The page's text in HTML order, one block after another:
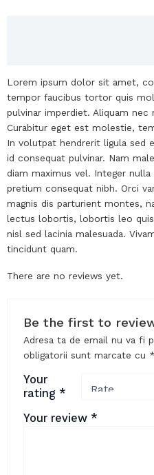
Lorem ipsum dolor sit amet,
tempor faucibus tortor quis
pulvinar imperdiet. Aliquam
Curabitur eget est molestie,
In volutpat hendrerit ligula sed
id consequat pulvinar. Nam
diam maximus vel. Integer
pretium consequat nibh. Orci
magnis dis parturient montes,
lectus lobortis, lobortis leo
nisl sed lacinia malesuada.
tincidunt quam.
There are no reviews yet.
Be the first to
Adresa ta de email nu va fi
obligatorii sunt marcate cu *
Your
rating *
Your review *